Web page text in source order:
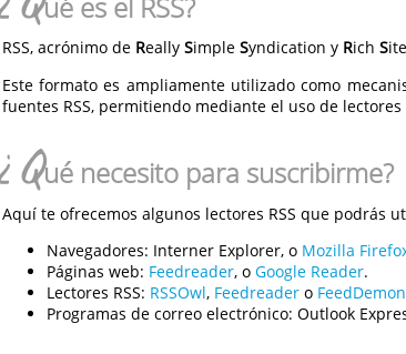
RSS, acrónimo de Really Simple Syndication y Rich Site
Este formato es ampliamente utilizado como
fuentes RSS, permitiendo mediante el uso de
¿Qué necesito para suscribirme?
Aquí te ofrecemos algunos lectores RSS que podrás
Navegadores: Interner Explorer, o Mozilla
Páginas web: Feedreader, o Google Reader.
Lectores RSS: RSSOwl, Feedreadero FeedDemon
Programas de correo electrónico: Outlook